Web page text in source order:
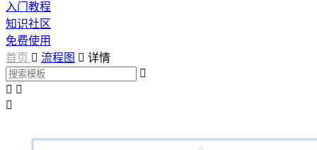
入门教程
知识社区
免费使用
首页  流程图  详情

 
